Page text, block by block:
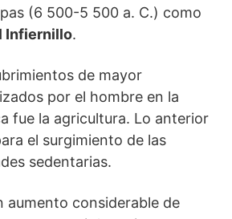
(6 500-5 500 a. C.) como
Infiernillo.
de mayor
por el hombre en la
fue la agricultura. Lo anterior
el surgimiento de las
sedentarias.
aumento considerable de